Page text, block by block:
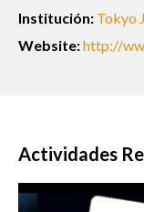
Institución: Tokyo
Website:http://
Actividades